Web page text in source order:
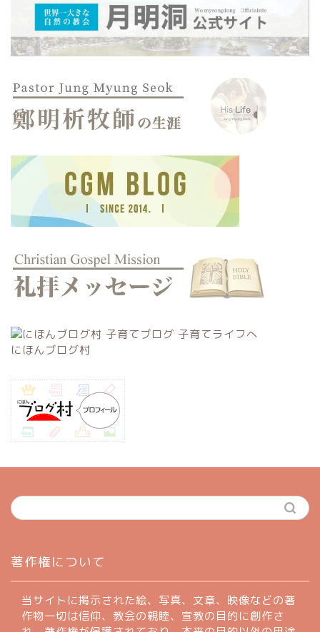
にほんブログ村
著作権について
当サイトに掲示された絵、写真、文章、映像などの著
作物一切は信仰、教会の親睦、宣教の目的に創作さ